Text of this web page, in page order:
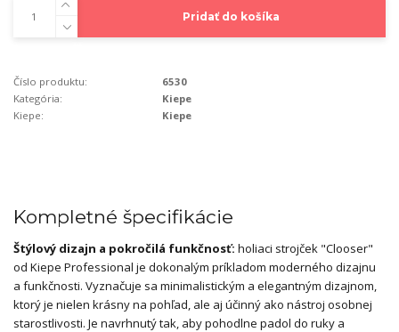
Pridať do košíka
Číslo produktu:
6530
Kategória:
Kiepe
Kiepe:
Kiepe
Kompletné špecifikácie
Štýlový dizajn a pokročilá funkčnosť: holiaci strojček "Clooser"
od Kiepe Professional je dokonalým príkladom moderného dizajnu
a funkčnosti. Vyznačuje sa minimalistickým a elegantným dizajnom,
ktorý je nielen krásny na pohľad, ale aj účinný ako nástroj osobnej
starostlivosti. Je navrhnutý tak, aby pohodlne padol do ruky a